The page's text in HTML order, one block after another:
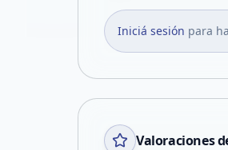
Iniciá sesión para
Valoraciones